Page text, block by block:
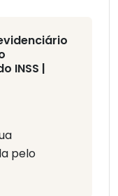
INSS |
pelo